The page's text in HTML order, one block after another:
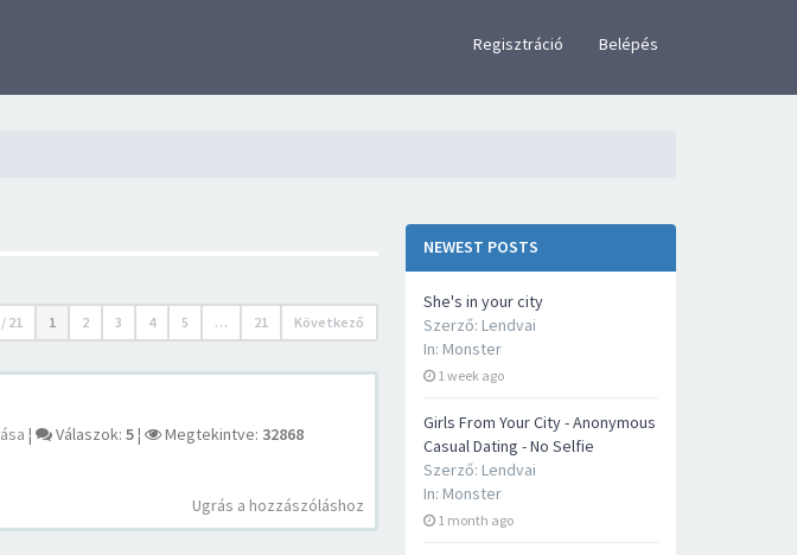
Regisztráció Belépés
NEWEST POSTS
She's in your city
Szerző: Lendvai
In: Monster
1 week ago
Girls From Your City - Anonymous
Casual Dating - No Selfie
Szerző: Lendvai
In: Monster
1 month ago
/ 21 1 2 3 4 5 … 21 Következő
¦ Válaszok: 5¦ Megtekintve: 32868
Ugrás a hozzászóláshoz